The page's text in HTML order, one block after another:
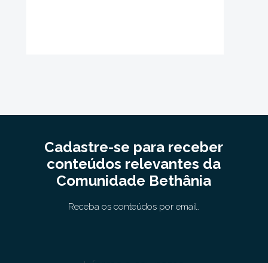
Cadastre-se para receber
conteúdos relevantes da
Comunidade Bethânia
Receba os conteúdos por email.